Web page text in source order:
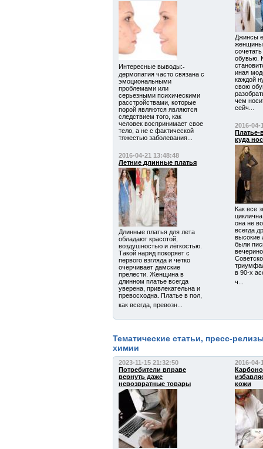
Интересные выводы:⁃
дермопатия часто связана с
эмоциональными
проблемами или
серьезными психическими
расстройствами, которые
порой являются являются
следствием того, как
человек воспринимает свое
тело, а не с фактической
тяжестью заболевания...
2016-04-21 13:48:48
Летние длинные платья
Длинные платья для лета
обладают красотой,
воздушностью и лёгкостью.
Такой наряд покоряет с
первого взгляда и четко
очерчивает дамские
прелести. Женщина в
длинном платье всегда
уверена, привлекательна и
превосходна. Платье в пол,
как всегда, превозн...
Джинсы
обувью.
иная
каждой
свою
чем
сейч...
2016-04-
Платье-
куда
Как все
она не
всегда
высокие
были
в 90-х
ч...
Тематические статьи, пресс-
химии
2023-11-15 21:32:50
Потребители вправе
вернуть даже
невозвратные товары
2016-04-
кожи